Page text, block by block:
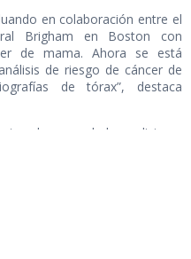
en colaboración entre el
Brigham en Boston con
de mama. Ahora se está
de riesgo de cáncer de
de tórax”, destaca
el campo de la medicina e